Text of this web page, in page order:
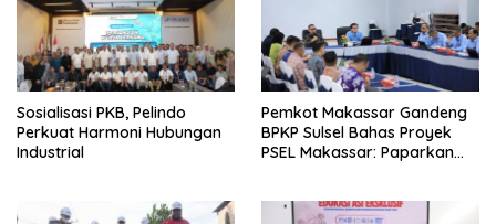
Sosialisasi PKB, Pelindo
Perkuat Harmoni Hubungan
Industrial
Pemkot Makassar Gandeng
BPKP Sulsel Bahas Proyek
PSEL Makassar: Paparkan